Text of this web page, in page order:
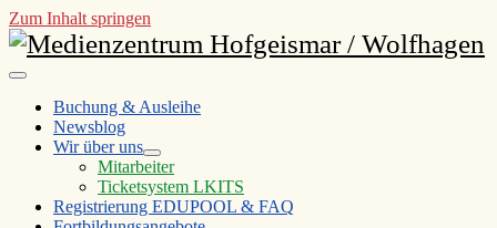
Zum Inhalt springen
Medienzentrum
Hofgeismar
Wolfhagen
open
primary
menu Buchung & Ausleihe
Newsblog
Wir über uns
open
child
menu
Mitarbeiter
Ticketsystem LKITS
Registrierung EDUPOOL & FAQ